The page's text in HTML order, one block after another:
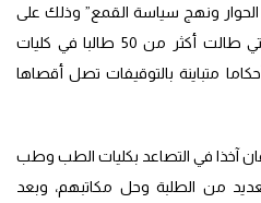
الحوار ونهج سياسة القمع” وذلك على
خلفية الاستدعاءات والتوقيفات التي طالت أكثر من 50 طالبا في كليات
متباينة بالتوقيفات تصل أقصاها
آخذا في التصاعد بكليات الطب وطب
من الطلبة وحل مكاتبهم، وبعد